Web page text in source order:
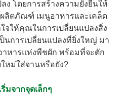
ง โดยการสร้างความยั่งยืนให้
ลิตภัณฑ์ เมนูอาหารและเคล็ด
จให้คุณในการเปลี่ยนแปลงสิ่ง
นการเปลี่ยนแปลงที่ยิ่งใหญ่ มา
าหารแห่งพืชผัก พร้อมที่จะตัก
หม่ใส่จานหรือยัง?
มจากจุดเล็กๆ